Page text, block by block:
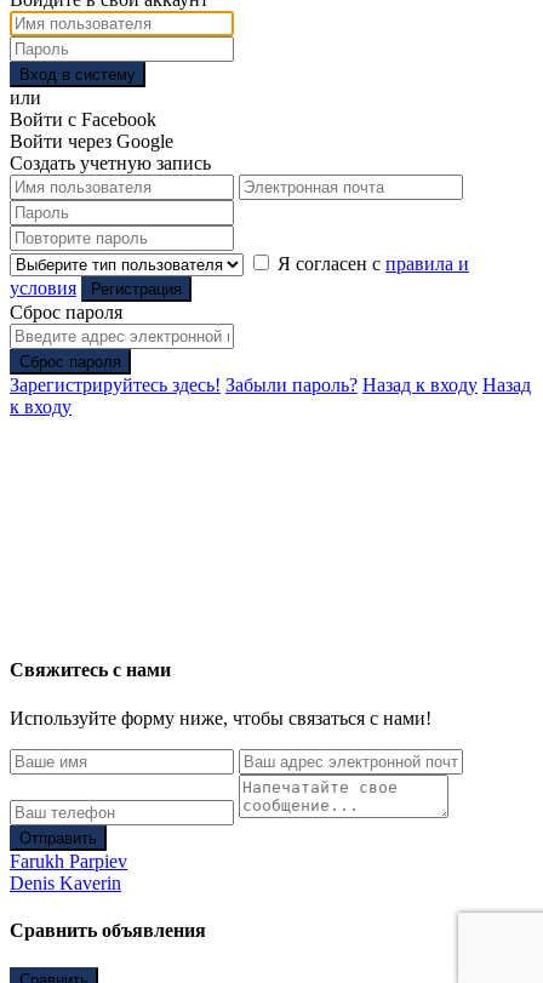
Вход в систему
или
Войти с Facebook
Войти через Google
Создать учетную запись
Я согласен с правила и
условия
Регистрация
Сброс пароля
Сброс пароля
Зарегистрируйтесь здесь! Забыли пароль? Назад к входу Назад
к входу
Свяжитесь с нами
Используйте форму ниже, чтобы связаться с нами!
Отправить
Farukh Parpiev
Denis Kaverin
Сравнить объявления